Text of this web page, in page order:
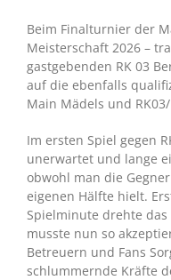
Beim Finalturnier der
Meisterschaft 2026 –
gastgebenden RK 03
auf die ebenfalls
Main Mädels und
Im ersten Spiel gegen
unerwartet und lange
obwohl man die
eigenen Hälfte hielt.
Spielminute drehte das
musste nun so
Betreuern und Fans
schlummernde Kräfte